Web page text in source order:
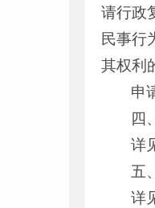
请行政
民事行
其权利
申
四
详
五
详